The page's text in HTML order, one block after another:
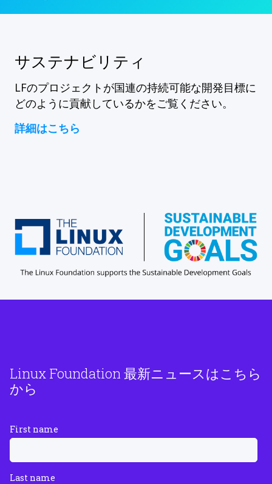
サステナビリティ
LFのプロジェクトが国連の持続可能な開発目標に
どのように貢献しているかをご覧ください。
詳細はこちら
Linux Foundation 最新ニュースはこちら
から
First name
Last name